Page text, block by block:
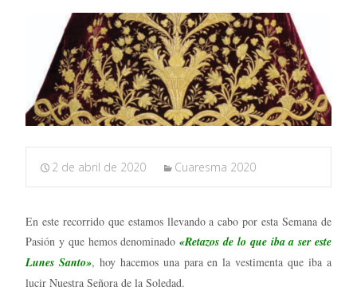
2 de abril de 2020 Cuaresma 2020
En este recorrido que estamos llevando a cabo por esta Semana de
Pasión y que hemos denominado«Retazos de lo que iba a ser este
Lunes Santo», hoy hacemos una para en la vestimenta que iba a
lucir Nuestra Señora de la Soledad.